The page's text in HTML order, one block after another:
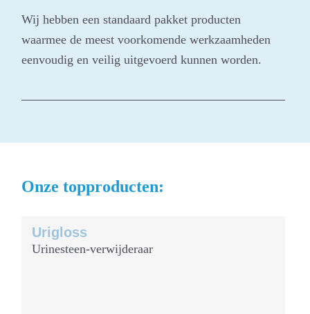
Wij hebben een standaard pakket producten
waarmee de meest voorkomende werkzaamheden
eenvoudig en veilig uitgevoerd kunnen worden.
Onze topproducten:
Urigloss
Urinesteen-verwijderaar